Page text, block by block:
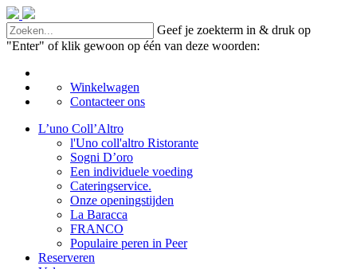
Geef je zoekterm in & druk op
"Enter" of klik gewoon op één van deze woorden:
Winkelwagen
Contacteer ons
L’uno Coll’Altro
l'Uno coll'altro Ristorante
Sogni D’oro
Een individuele voeding
Cateringservice.
Onze openingstijden
La Baracca
FRANCO
Populaire peren in Peer
Reserveren